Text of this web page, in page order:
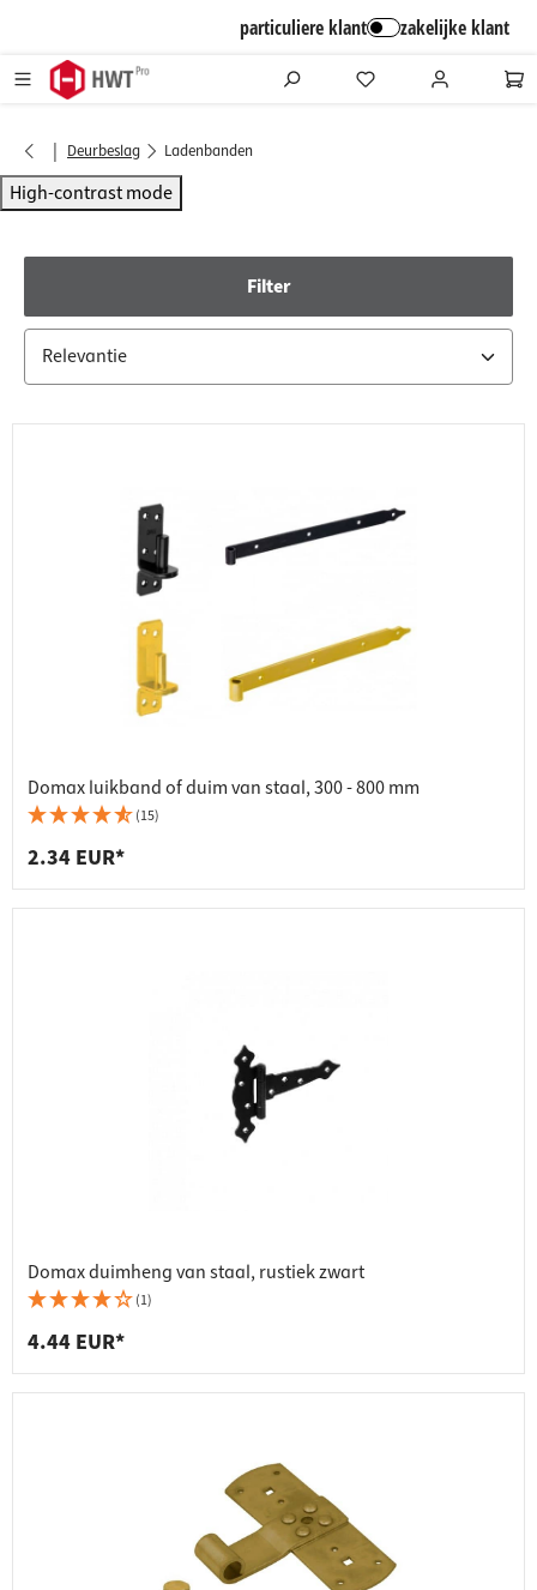
particuliere klant zakelijke klant
| Deurbeslag Ladenbanden
High-contrast mode
Filter
Domax luikband of duim van staal, 300 - 800 mm
(15)
2.34 EUR*
Domax duimheng van staal, rustiek zwart
(1)
4.44 EUR*